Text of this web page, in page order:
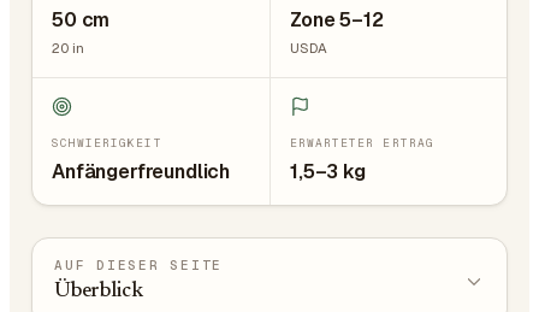
50 cm
20 in
Zone 5–12
USDA
SCHWIERIGKEIT
Anfängerfreundlich
ERWARTETER ERTRAG
1,5–3 kg
AUF DIESER SEITE
Überblick